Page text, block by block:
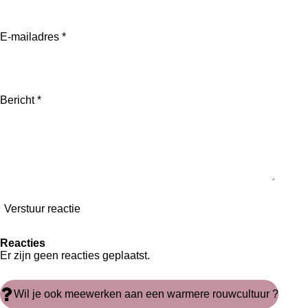
E-mailadres *
Bericht *
Verstuur reactie
Reacties
Er zijn geen reacties geplaatst.
Wil je ook meewerken aan een warmere rouwcultuur ?